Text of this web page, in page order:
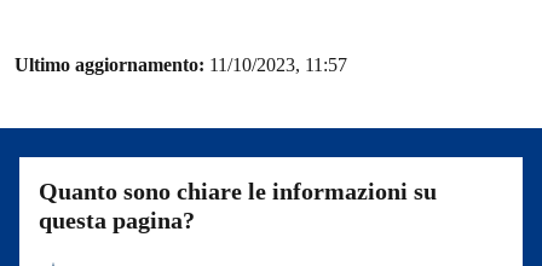
Ultimo aggiornamento: 11/10/2023, 11:57
Quanto sono chiare le informazioni su
questa pagina?